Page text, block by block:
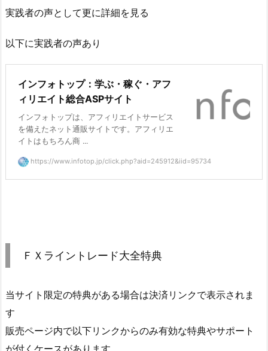
実践者の声として更に詳細を見る
以下に実践者の声あり
インフォトップ：学ぶ・稼ぐ・アフ
ィリエイト総合ASPサイト
インフォトップは、アフィリエイトサービス
を備えたネット通販サイトです。アフィリエ
イトはもちろん商 ...
https://www.infotop.jp/click.php?aid=245912&iid=95734
ＦＸライントレード大全特典
当サイト限定の特典がある場合は決済リンクで表示されま
す
販売ページ内で以下リンクからのみ有効な特典やサポート
が付くケースがあります